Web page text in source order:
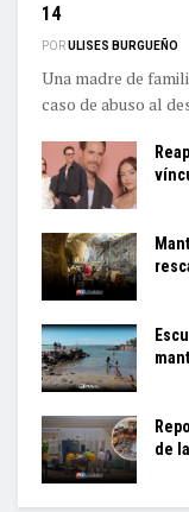
14
PORULISES BURGUEÑO
Una madre de
caso de abuso al
de